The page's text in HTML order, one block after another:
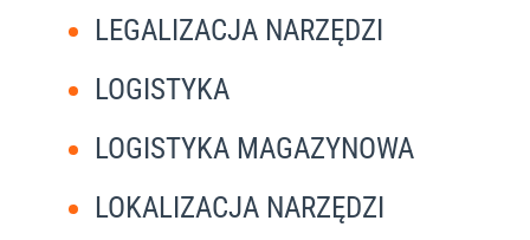
LEGALIZACJA NARZĘDZI
LOGISTYKA
LOGISTYKA MAGAZYNOWA
LOKALIZACJA NARZĘDZI